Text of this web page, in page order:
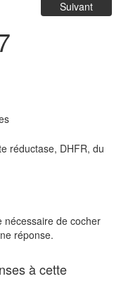
Suivant
réductase, DHFR, du
nécessaire de cocher
réponse.
à cette